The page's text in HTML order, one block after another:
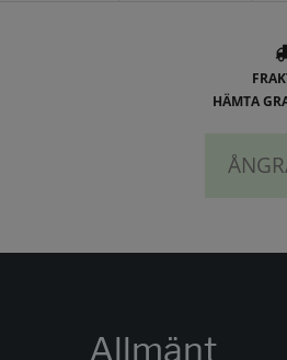
HÄMTA
Allmänt